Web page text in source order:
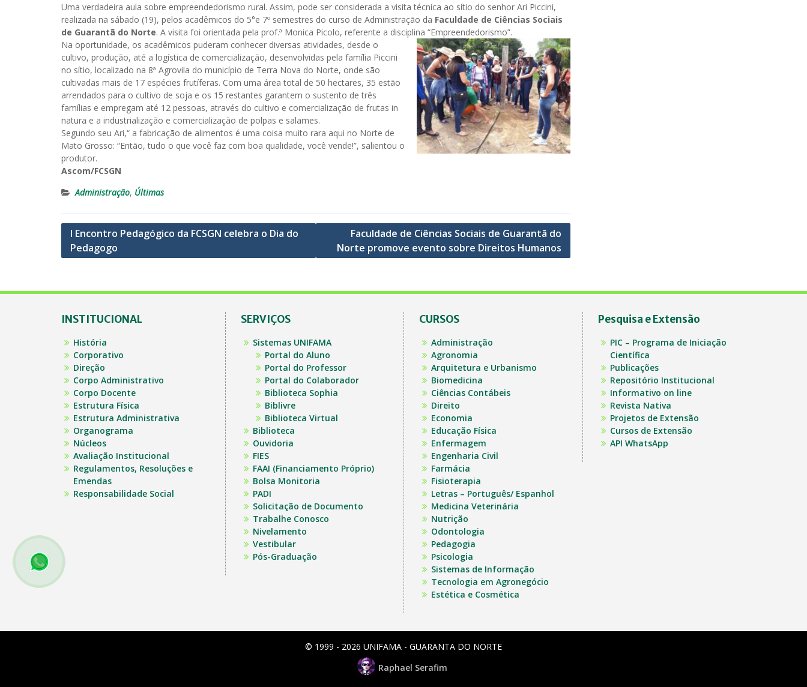
Uma verdadeira aula sobre empreendedorismo rural. Assim, pode ser considerada a visita técnica ao sítio do senhor Ari Piccini,
realizada na sábado (19), pelos acadêmicos do 5°e 7º semestres do curso de Administração da Faculdade de Ciências Sociais
de Guarantã do Norte. A visita foi orientada pela prof.ª Monica Picolo, referente a disciplina “Empreendedorismo”.
Na oportunidade, os acadêmicos puderam conhecer diversas atividades, desde o
cultivo, produção, até a logística de comercialização, desenvolvidas pela família Piccini
no sítio, localizado na 8ª Agrovila do município de Terra Nova do Norte, onde são
cultivadas mais de 17 espécies frutíferas. Com uma área total de 50 hectares, 35 estão
arrendados para o cultivo de soja e os 15 restantes garantem o sustento de três
famílias e empregam até 12 pessoas, através do cultivo e comercialização de frutas in
natura e a industrialização e comercialização de polpas e salames.
Segundo seu Ari,“ a fabricação de alimentos é uma coisa muito rara aqui no Norte de
Mato Grosso: “Então, tudo o que você faz com boa qualidade, você vende!”, salientou o
produtor.
Ascom/FCSGN
Administração, Últimas
Navegação
de
I Encontro Pedagógico da FCSGN celebra o Dia do
Pedagogo
Faculdade de Ciências Sociais de Guarantã do
Norte promove evento sobre Direitos Humanos
INSTITUCIONAL
História
Corporativo
Direção
Corpo Administrativo
Corpo Docente
Estrutura Física
Estrutura Administrativa
Organograma
Núcleos
Avaliação Institucional
Regulamentos, Resoluções e
Emendas
Responsabilidade Social
SERVIÇOS
Sistemas UNIFAMA
Portal do Aluno
Portal do Professor
Portal do Colaborador
Biblioteca Sophia
Biblivre
Biblioteca Virtual
Biblioteca
Ouvidoria
FIES
FAAI (Financiamento Próprio)
Bolsa Monitoria
PADI
Solicitação de Documento
Trabalhe Conosco
Nivelamento
Vestibular
Pós-Graduação
CURSOS
Administração
Agronomia
Arquitetura e Urbanismo
Biomedicina
Ciências Contábeis
Direito
Economia
Educação Física
Enfermagem
Engenharia Civil
Farmácia
Fisioterapia
Letras – Português/ Espanhol
Medicina Veterinária
Nutrição
Odontologia
Pedagogia
Psicologia
Sistemas de Informação
Tecnologia em Agronegócio
Estética e Cosmética
Pesquisa e Extensão
PIC – Programa de Iniciação
Científica
Publicações
Repositório Institucional
Informativo on line
Revista Nativa
Projetos de Extensão
Cursos de Extensão
API WhatsApp
© 1999 - 2026 UNIFAMA - GUARANTA DO NORTE
Raphael Serafim